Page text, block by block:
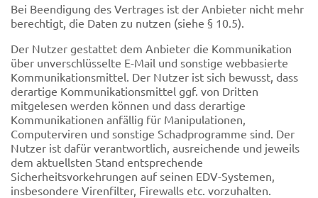
Bei Beendigung des Vertrages ist der Anbieter nicht mehr
berechtigt, die Daten zu nutzen (siehe § 10.5).
Der Nutzer gestattet dem Anbieter die Kommunikation
über unverschlüsselte E-Mail und sonstige webbasierte
Kommunikationsmittel. Der Nutzer ist sich bewusst, dass
derartige Kommunikationsmittel ggf. von Dritten
mitgelesen werden können und dass derartige
Kommunikationen anfällig für Manipulationen,
Computerviren und sonstige Schadprogramme sind. Der
Nutzer ist dafür verantwortlich, ausreichende und jeweils
dem aktuellsten Stand entsprechende
Sicherheitsvorkehrungen auf seinen EDV-Systemen,
insbesondere Virenfilter, Firewalls etc. vorzuhalten.